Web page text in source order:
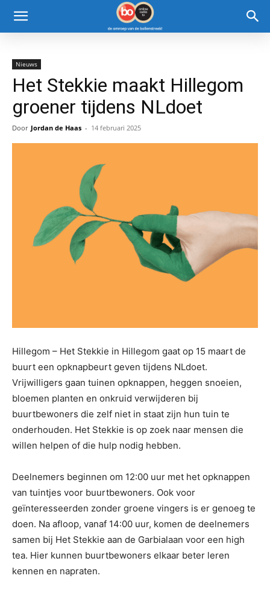
Nieuws
Het Stekkie maakt Hillegom
groener tijdens NLdoet
Door Jordan de Haas - 14 februari 2025
Hillegom – Het Stekkie in Hillegom gaat op 15 maart de
buurt een opknapbeurt geven tijdens NLdoet.
Vrijwilligers gaan tuinen opknappen, heggen snoeien,
bloemen planten en onkruid verwijderen bij
buurtbewoners die zelf niet in staat zijn hun tuin te
onderhouden. Het Stekkie is op zoek naar mensen die
willen helpen of die hulp nodig hebben.
Deelnemers beginnen om 12:00 uur met het opknappen
van tuintjes voor buurtbewoners. Ook voor
geïnteresseerden zonder groene vingers is er genoeg te
doen. Na afloop, vanaf 14:00 uur, komen de deelnemers
samen bij Het Stekkie aan de Garbialaan voor een high
tea. Hier kunnen buurtbewoners elkaar beter leren
kennen en napraten.